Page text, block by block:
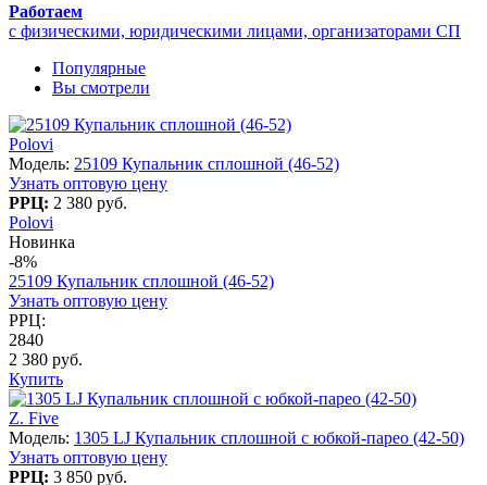
Работаем
с физическими, юридическими лицами, организаторами СП
Популярные
Вы смотрели
Polovi
Модель: 25109 Купальник сплошной (46-52)
Узнать оптовую цену
РРЦ: 2 380 руб.
Polovi
Новинка
-8%
25109 Купальник сплошной (46-52)
Узнать оптовую цену
РРЦ:
2840
2 380 руб.
Купить
Z. Five
Модель: 1305 LJ Купальник сплошной с юбкой-парео (42-50)
Узнать оптовую цену
РРЦ: 3 850 руб.